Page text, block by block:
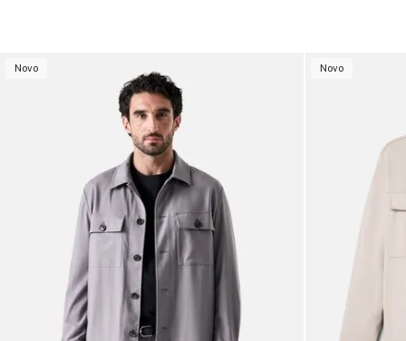
Novo Novo